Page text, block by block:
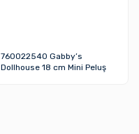
760022540 Gabby’s
Dollhouse 18 cm Mini Peluş